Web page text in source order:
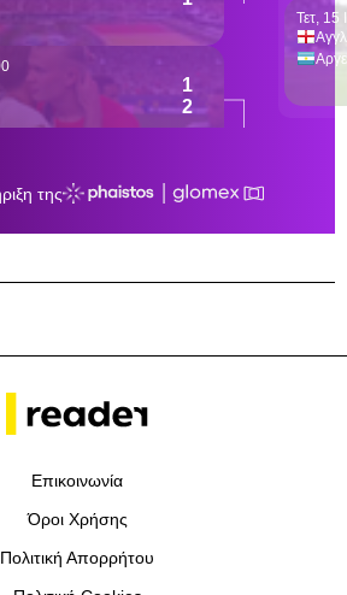
Επικοινωνία
Όροι Χρήσης
Πολιτική Απορρήτου